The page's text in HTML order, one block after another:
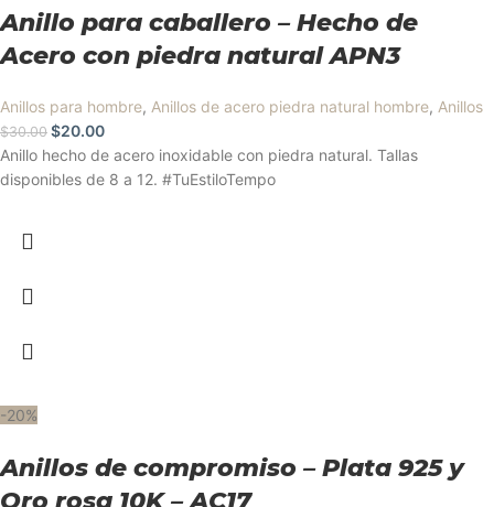
Anillo para caballero – Hecho de
Acero con piedra natural APN3
Anillos para hombre, Anillos de acero piedra natural hombre, Anillos
$30.00 $20.00
Anillo hecho de acero inoxidable con piedra natural. Tallas
disponibles de 8 a 12. #TuEstiloTempo
-20%
Anillos de compromiso – Plata 925 y
Oro rosa 10K – AC17